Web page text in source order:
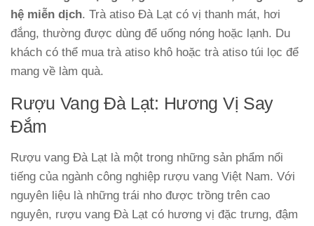
hệ miễn dịch. Trà atiso Đà Lạt có vị thanh mát, hơi
đắng, thường được dùng để uống nóng hoặc lạnh. Du
khách có thể mua trà atiso khô hoặc trà atiso túi lọc để
mang về làm quà.
Rượu Vang Đà Lạt: Hương Vị Say
Đắm
Rượu vang Đà Lạt là một trong những sản phẩm nổi
tiếng của ngành công nghiệp rượu vang Việt Nam. Với
nguyên liệu là những trái nho được trồng trên cao
nguyên, rượu vang Đà Lạt có hương vị đặc trưng, đậm